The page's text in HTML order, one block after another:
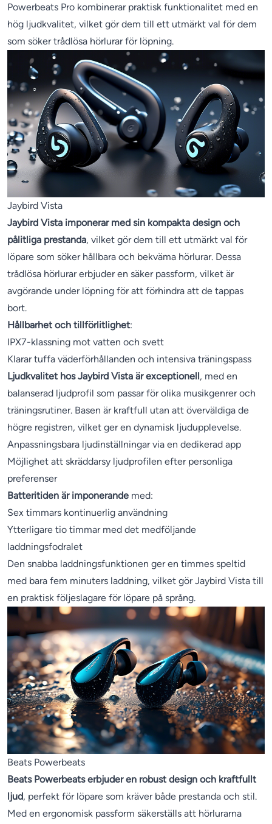
Powerbeats Pro kombinerar praktisk funktionalitet med en
hög ljudkvalitet, vilket gör dem till ett utmärkt val för dem
som söker trådlösa hörlurar för löpning.
Jaybird Vista
Jaybird Vista imponerar med sin kompakta design och
pålitliga prestanda, vilket gör dem till ett utmärkt val för
löpare som söker hållbara och bekväma hörlurar. Dessa
trådlösa hörlurar erbjuder en säker passform, vilket är
avgörande under löpning för att förhindra att de tappas
bort.
Hållbarhet och tillförlitlighet:
IPX7-klassning mot vatten och svett
Klarar tuffa väderförhållanden och intensiva träningspass
Ljudkvalitet hos Jaybird Vista är exceptionell, med en
balanserad ljudprofil som passar för olika musikgenrer och
träningsrutiner. Basen är kraftfull utan att överväldiga de
högre registren, vilket ger en dynamisk ljudupplevelse.
Anpassningsbara ljudinställningar via en dedikerad app
Möjlighet att skräddarsy ljudprofilen efter personliga
preferenser
Batteritiden är imponerande med:
Sex timmars kontinuerlig användning
Ytterligare tio timmar med det medföljande
laddningsfodralet
Den snabba laddningsfunktionen ger en timmes speltid
med bara fem minuters laddning, vilket gör Jaybird Vista till
en praktisk följeslagare för löpare på språng.
Beats Powerbeats
Beats Powerbeats erbjuder en robust design och kraftfullt
ljud, perfekt för löpare som kräver både prestanda och stil.
Med en ergonomisk passform säkerställs att hörlurarna